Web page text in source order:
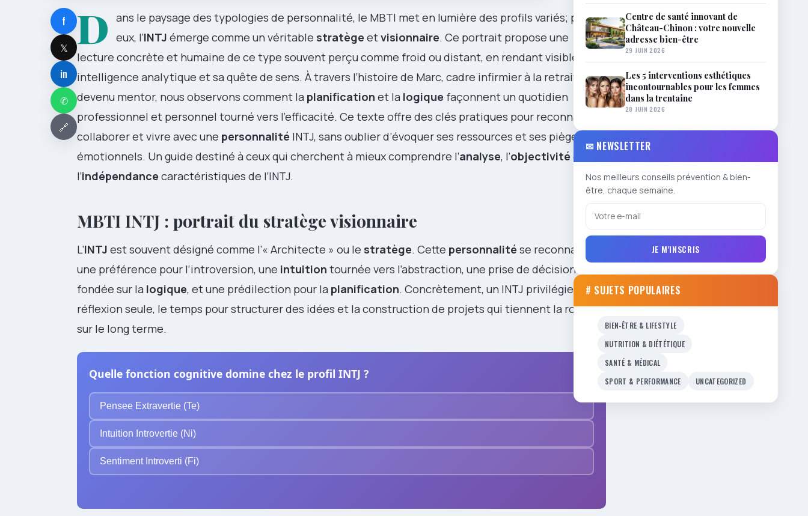
f
𝕏
in
✆
🔗
D ans le paysage des typologies de personnalité, le MBTI met en lumière des profils variés; parmi
eux, l’INTJ émerge comme un véritable stratège etvisionnaire. Ce portrait propose une
lecture concrète et humaine de ce type souvent perçu comme froid ou distant, en rendant visible son
intelligence analytique et sa quête de sens. À travers l’histoire de Marc, cadre infirmier à la retraite
devenu mentor, nous observons comment la planification et la logique façonnent un quotidien
professionnel et personnel tourné vers l’efficacité. Ce texte offre des clés pratiques pour reconnaître,
collaborer et vivre avec une personnalité INTJ, sans oublier d’évoquer ses ressources et ses pièges
émotionnels. Un guide destiné à ceux qui cherchent à mieux comprendre l’analyse, l’objectivité et
l’indépendance caractéristiques de l’INTJ.
MBTI INTJ : portrait du stratège visionnaire
L’INTJ est souvent désigné comme l’« Architecte » ou le stratège. Cette personnalité se reconnaît par
une préférence pour l’introversion, une intuition tournée vers l’abstraction, une prise de décision
fondée sur la logique, et une prédilection pour la planification. Concrètement, un INTJ privilégie la
réflexion seule, le temps pour structurer des idées et la construction de projets qui tiennent la route
sur le long terme.
Quelle fonction cognitive domine chez le profil INTJ ?
Pensee Extravertie (Te)
Intuition Introvertie (Ni)
Sentiment Introverti (Fi)
Centre de santé innovant de
Château-Chinon : votre nouvelle
adresse bien-être
29 JUIN 2026
Les 5 interventions esthétiques
incontournables pour les femmes
dans la trentaine
28 JUIN 2026
✉ NEWSLETTER
Nos meilleurs conseils prévention & bien-
être, chaque semaine.
JE M'INSCRIS
# SUJETS POPULAIRES
BIEN-ÊTRE & LIFESTYLE
NUTRITION & DIÉTÉTIQUE
SANTÉ & MÉDICAL
SPORT & PERFORMANCE
UNCATEGORIZED